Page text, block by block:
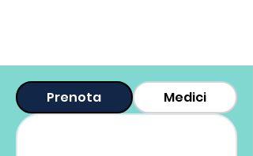
Prenota Medici